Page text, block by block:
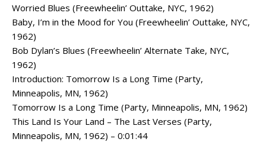
Worried Blues (Freewheelin’ Outtake, NYC, 1962)
Baby, I’m in the Mood for You (Freewheelin’ Outtake, NYC,
1962)
Bob Dylan’s Blues (Freewheelin’ Alternate Take, NYC,
1962)
Introduction: Tomorrow Is a Long Time (Party,
Minneapolis, MN, 1962)
Tomorrow Is a Long Time (Party, Minneapolis, MN, 1962)
This Land Is Your Land – The Last Verses (Party,
Minneapolis, MN, 1962) – 0:01:44